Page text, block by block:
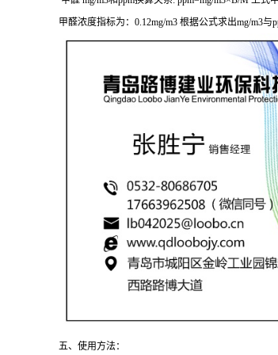
甲醛浓度指标为：0.12mg/m3 根据公式求出mg/m3与
五、使用方法：